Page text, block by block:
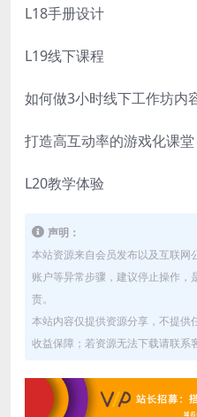
L18手册设计
L19线下课程
如何做3小时线下工作坊内
打造高互动率的游戏化课堂
L20教学体验
声明：
本站资源来自会员发布以及互联网
账户等异常步骤，建议停止操作，
责。
本站内容仅提供资源分享，不提供
收益保障；若资源无法下载请联系